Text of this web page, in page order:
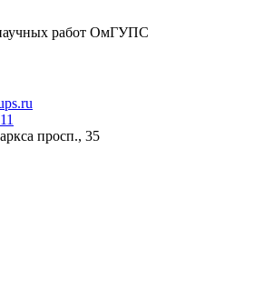
работ ОмГУПС
просп., 35